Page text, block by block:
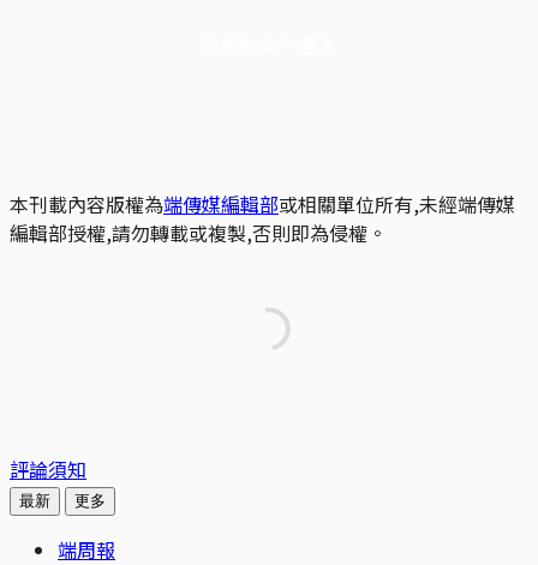
本刊載內容版權為端傳媒編輯部或相關單位所有,未經端傳媒
編輯部授權,請勿轉載或複製,否則即為侵權。
評論須知
最新 更多
端周報